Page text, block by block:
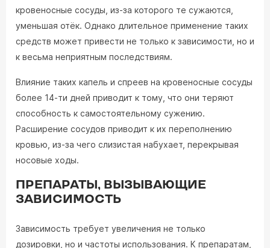
кровеносные сосуды, из-за которого те сужаются,
уменьшая отёк. Однако длительное применение таких
средств может привести не только к зависимости, но и
к весьма неприятным последствиям.
Влияние таких капель и спреев на кровеносные сосуды
более 14-ти дней приводит к тому, что они теряют
способность к самостоятельному сужению.
Расширение сосудов приводит к их переполнению
кровью, из-за чего слизистая набухает, перекрывая
носовые ходы.
ПРЕПАРАТЫ, ВЫЗЫВАЮЩИЕ
ЗАВИСИМОСТЬ
Зависимость требует увеличения не только
дозировки, но и частоты использования. К препаратам,